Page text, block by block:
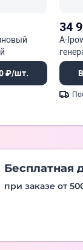
₽/шт.
34
A-
Бесплатная
при заказе от